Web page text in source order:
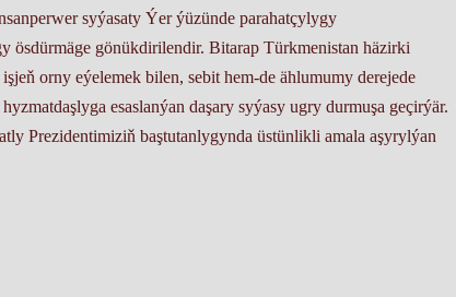
syýasaty Ýer ýüzünde parahatçylygy
ösdürmäge gönükdirilendir. Bitarap Türkmenistan häzirki
orny eýelemek bilen, sebit hem-de ählumumy derejede
esaslanýan daşary syýasy ugry durmuşa geçirýär.
Prezidentimiziň baştutanlygynda üstünlikli amala aşyrylýan